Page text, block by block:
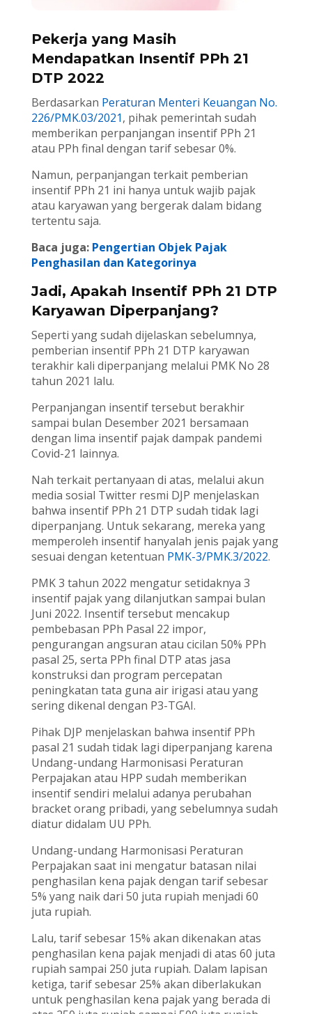
Pekerja yang Masih
Mendapatkan Insentif PPh 21
DTP 2022
Berdasarkan Peraturan Menteri Keuangan No.
226/PMK.03/2021, pihak pemerintah sudah
memberikan perpanjangan insentif PPh 21
atau PPh final dengan tarif sebesar 0%.
Namun, perpanjangan terkait pemberian
insentif PPh 21 ini hanya untuk wajib pajak
atau karyawan yang bergerak dalam bidang
tertentu saja.
Baca juga: Pengertian Objek Pajak
Penghasilan dan Kategorinya
Jadi, Apakah Insentif PPh 21 DTP
Karyawan Diperpanjang?
Seperti yang sudah dijelaskan sebelumnya,
pemberian insentif PPh 21 DTP karyawan
terakhir kali diperpanjang melalui PMK No 28
tahun 2021 lalu.
Perpanjangan insentif tersebut berakhir
sampai bulan Desember 2021 bersamaan
dengan lima insentif pajak dampak pandemi
Covid-21 lainnya.
Nah terkait pertanyaan di atas, melalui akun
media sosial Twitter resmi DJP menjelaskan
bahwa insentif PPh 21 DTP sudah tidak lagi
diperpanjang. Untuk sekarang, mereka yang
memperoleh insentif hanyalah jenis pajak yang
sesuai dengan ketentuan PMK-3/PMK.3/2022.
PMK 3 tahun 2022 mengatur setidaknya 3
insentif pajak yang dilanjutkan sampai bulan
Juni 2022. Insentif tersebut mencakup
pembebasan PPh Pasal 22 impor,
pengurangan angsuran atau cicilan 50% PPh
pasal 25, serta PPh final DTP atas jasa
konstruksi dan program percepatan
peningkatan tata guna air irigasi atau yang
sering dikenal dengan P3-TGAI.
Pihak DJP menjelaskan bahwa insentif PPh
pasal 21 sudah tidak lagi diperpanjang karena
Undang-undang Harmonisasi Peraturan
Perpajakan atau HPP sudah memberikan
insentif sendiri melalui adanya perubahan
bracket orang pribadi, yang sebelumnya sudah
diatur didalam UU PPh.
Undang-undang Harmonisasi Peraturan
Perpajakan saat ini mengatur batasan nilai
penghasilan kena pajak dengan tarif sebesar
5% yang naik dari 50 juta rupiah menjadi 60
juta rupiah.
Lalu, tarif sebesar 15% akan dikenakan atas
penghasilan kena pajak menjadi di atas 60 juta
rupiah sampai 250 juta rupiah. Dalam lapisan
ketiga, tarif sebesar 25% akan diberlakukan
untuk penghasilan kena pajak yang berada di